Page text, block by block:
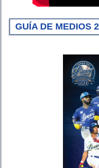
GUÍA DE MEDIOS